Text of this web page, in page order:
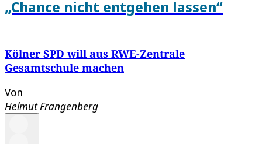
„Chance nicht entgehen lassen“
Kölner SPD will aus RWE-Zentrale
Gesamtschule machen
Von
Helmut Frangenberg